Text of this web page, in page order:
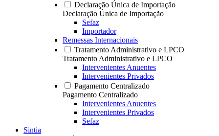
Declaração Única de Importação
Declaração Única de Importação
Sefaz
Importador
Remessas Internacionais
Tratamento Administrativo e LPCO
Tratamento Administrativo e LPCO
Intervenientes Anuentes
Intervenientes Privados
Pagamento Centralizado
Pagamento Centralizado
Intervenientes Anuentes
Intervenientes Privados
Sefaz
Sintia